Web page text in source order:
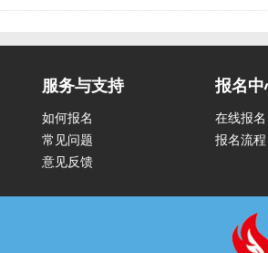
服务与支持
如何报名
常见问题
意见反馈
报名中
在线报名
报名流程